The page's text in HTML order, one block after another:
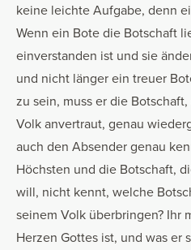
keine leichte Aufgabe, denn
Wenn ein Bote die Botschaft
einverstanden ist und sie
und nicht länger ein treuer
zu sein, muss er die
Volk anvertraut, genau
auch den Absender genau
Höchsten und die Botschaft,
will, nicht kennt, welche
seinem Volk überbringen? Ihr
Herzen Gottes ist, und was